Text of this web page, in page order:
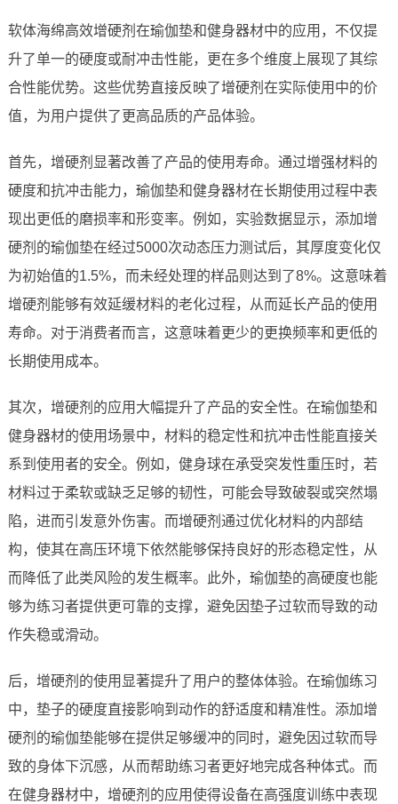
软体海绵高效增硬剂在瑜伽垫和健身器材中的应用，不仅提
升了单一的硬度或耐冲击性能，更在多个维度上展现了其综
合性能优势。这些优势直接反映了增硬剂在实际使用中的价
值，为用户提供了更高品质的产品体验。
首先，增硬剂显著改善了产品的使用寿命。通过增强材料的
硬度和抗冲击能力，瑜伽垫和健身器材在长期使用过程中表
现出更低的磨损率和形变率。例如，实验数据显示，添加增
硬剂的瑜伽垫在经过5000次动态压力测试后，其厚度变化仅
为初始值的1.5%，而未经处理的样品则达到了8%。这意味着
增硬剂能够有效延缓材料的老化过程，从而延长产品的使用
寿命。对于消费者而言，这意味着更少的更换频率和更低的
长期使用成本。
其次，增硬剂的应用大幅提升了产品的安全性。在瑜伽垫和
健身器材的使用场景中，材料的稳定性和抗冲击性能直接关
系到使用者的安全。例如，健身球在承受突发性重压时，若
材料过于柔软或缺乏足够的韧性，可能会导致破裂或突然塌
陷，进而引发意外伤害。而增硬剂通过优化材料的内部结
构，使其在高压环境下依然能够保持良好的形态稳定性，从
而降低了此类风险的发生概率。此外，瑜伽垫的高硬度也能
够为练习者提供更可靠的支撑，避免因垫子过软而导致的动
作失稳或滑动。
后，增硬剂的使用显著提升了用户的整体体验。在瑜伽练习
中，垫子的硬度直接影响到动作的舒适度和精准性。添加增
硬剂的瑜伽垫能够在提供足够缓冲的同时，避免因过软而导
致的身体下沉感，从而帮助练习者更好地完成各种体式。而
在健身器材中，增硬剂的应用使得设备在高强度训练中表现